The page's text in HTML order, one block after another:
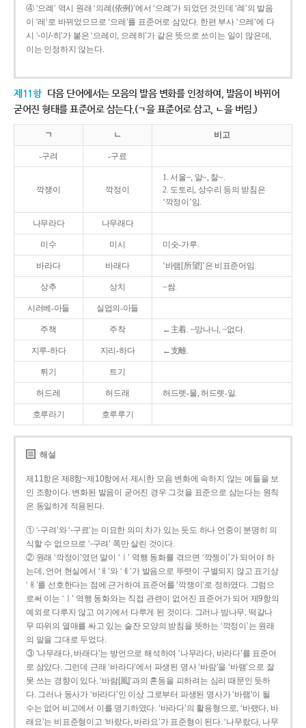
④ ‘으례’ 역시 원래 ‘의례(依例)’에서 ‘으례’가 되었던 것인데 ‘례’의 발음
이 ‘레’로 바뀌었으므로 ‘으레’를 표준어로 삼았다. 한편 부사 ‘으레’에 다
시 ‘-이/-히’가 붙은 ‘으레이, 으레히’가 같은 뜻으로 쓰이는 일이 많은데,
이는 인정하지 않는다.
제11항 다음 단어에서는 모음의 발음 변화를 인정하여, 발음이 바뀌어
굳어진 형태를 표준어로 삼는다.(ㄱ을 표준어로 삼고, ㄴ을 버림.)
ㄱ ㄴ 비고
-구려 -구료
깍쟁이 깍정이
1. 서울~, 알~, 찰~.
2. 도토리, 상수리 등의 받침은
‘깍정이’임.
나무라다 나무래다
미수 미시 미숫-가루.
바라다 바래다 ‘바램[所望]’은 비표준어임.
상추 상치 ~쌈.
시러베-아들 실업의-아들
주책 주착 ←主着. ~망나니, ~없다.
지루-하다 지리-하다 ←支離.
튀기 트기
허드레 허드래 허드렛-물, 허드렛-일.
호루라기 호루루기
해설
제11항은 제8항~제10항에서 제시한 모음 변화에 속하지 않는 예들을 보
인 조항이다. 변화된 발음이 굳어진 경우 그것을 표준으로 삼는다는 원칙
은 동일하게 적용된다.
① ‘-구려’와 ‘-구료’는 미묘한 의미 차가 있는 듯도 하나 언중이 분명히 의
식할 수 없으므로 ‘-구려’ 쪽만 살린 것이다.
② 원래 ‘깍정이’였던 말이 ‘ㅣ’ 역행 동화를 겪으면 ‘깍젱이’가 되어야 하
는데, 언어 현실에서 ‘ㅐ’와 ‘ㅔ’가 발음으로 뚜렷이 구별되지 않고 표기상
‘ㅐ’를 선호한다는 점에 근거하여 표준어를 ‘깍쟁이’로 정하였다. 그럼으
로써 이는 ‘ㅣ’ 역행 동화와는 직접 관련이 없어진 표준어가 되어 제9항의
예외로 다루지 않고 여기에서 다루게 된 것이다. 그러나 밤나무, 떡갈나
무 따위의 열매를 싸고 있는 술잔 모양의 받침을 뜻하는 ‘깍정이’는 원래
의 말을 그대로 두었다.
③ ‘나무래다, 바래다’는 방언으로 해석하여 ‘나무라다, 바라다’를 표준어
로 삼았다. 그런데 근래 ‘바라다’에서 파생된 명사 ‘바람’을 ‘바램’으로 잘
못 쓰는 경향이 있다. ‘바람[風]’과의 혼동을 피하려는 심리 때문인 듯하
다. 그러나 동사가 ‘바라다’인 이상 그로부터 파생된 명사가 ‘바램’이 될
수는 없어 비고에서 이를 명기하였다. ‘바라다’의 활용형으로, ‘바랬다, 바
래요’는 비표준형이고 ‘바랐다, 바라요’가 표준형이 된다. ‘나무랐다, 나무